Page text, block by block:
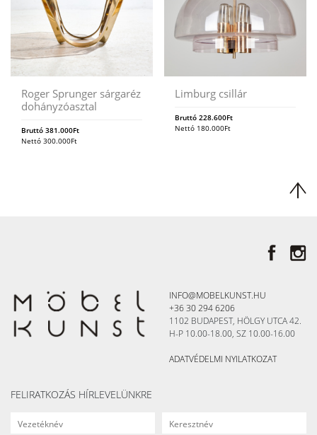
Roger Sprunger sárgaréz
dohányzóasztal
Bruttó 381.000Ft
Nettó 300.000Ft
Limburg csillár
Bruttó228.600Ft
Nettó 180.000Ft
INFO@MOBELKUNST.HU
+36 30 294 6206
1102 BUDAPEST, HÖLGY UTCA 42.
H-P 10.00-18.00, SZ 10.00-16.00
ADATVÉDELMI NYILATKOZAT
FELIRATKOZÁS HÍRLEVELÜNKRE